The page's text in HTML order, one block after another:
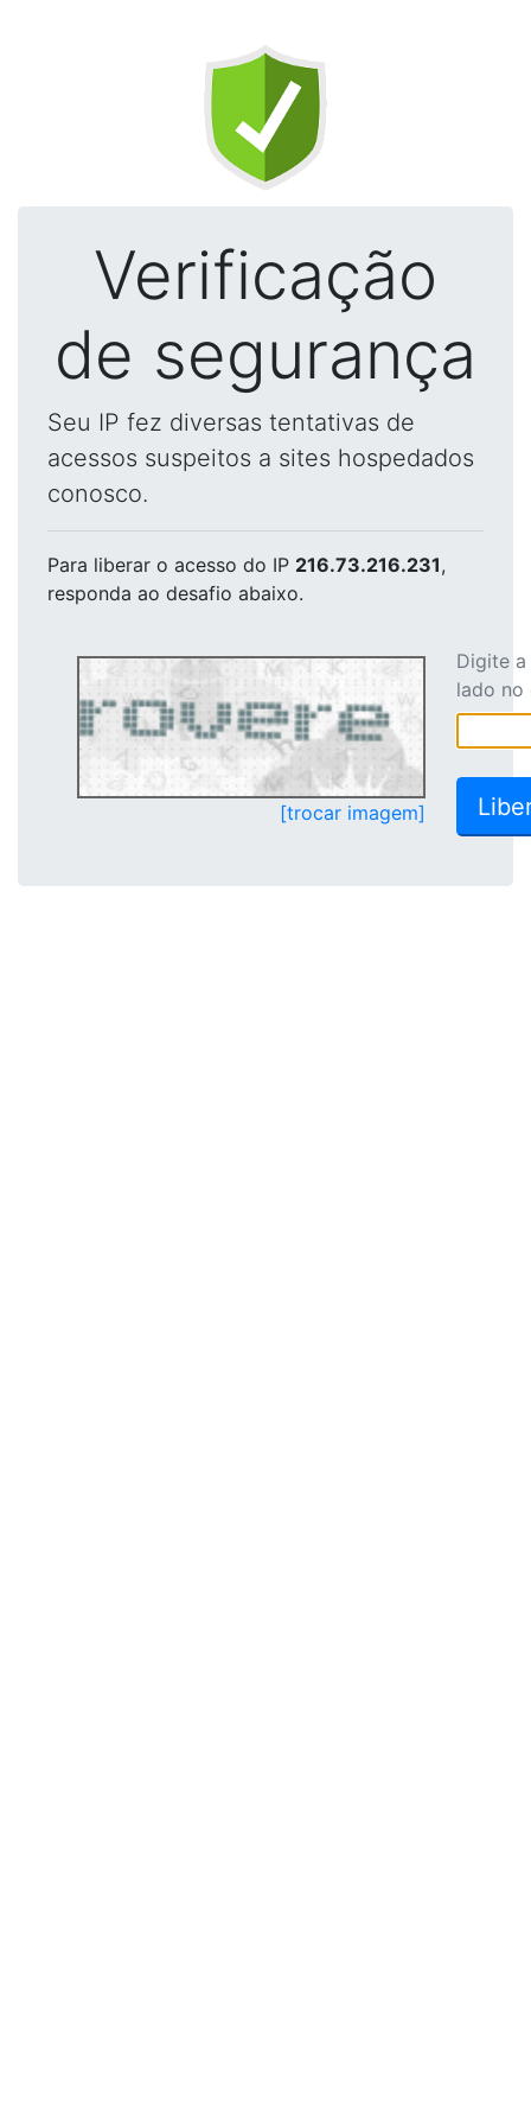
Verificação
de segurança
Seu IP fez diversas tentativas de
acessos suspeitos a sites hospedados
conosco.
Para liberar o acesso do IP 216.73.216.231,
responda ao desafio abaixo.
[trocar imagem]
Digite
lado no